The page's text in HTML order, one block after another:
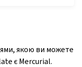
якою ви можете
є Mercurial.